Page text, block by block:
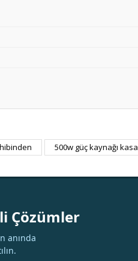
500w güç kaynağı kasa
Çözümler
anında